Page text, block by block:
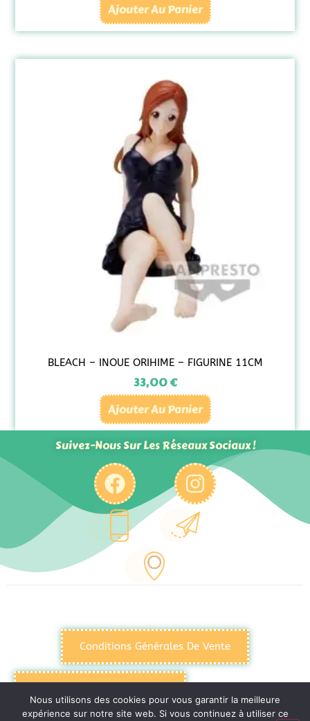
Ajouter Au Panier
BLEACH – INOUE ORIHIME – FIGURINE 11CM
33,00€
Ajouter Au Panier
Suivez-Nous Sur Les Réseaux Sociaux !
Conditions Générales De Vente
Nous utilisons des cookies pour vous garantir la meilleure
expérience sur notre site web. Si vous continuez à utiliser ce